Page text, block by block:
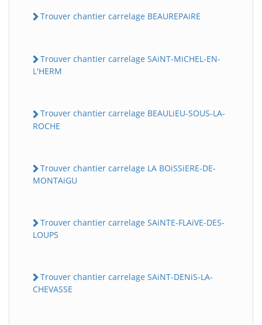
Trouver chantier carrelage BEAUREPAiRE
Trouver chantier carrelage SAiNT-MiCHEL-EN-
L'HERM
Trouver chantier carrelage BEAULiEU-SOUS-LA-
ROCHE
Trouver chantier carrelage LA BOiSSiERE-DE-
MONTAiGU
Trouver chantier carrelage SAiNTE-FLAiVE-DES-
LOUPS
Trouver chantier carrelage SAiNT-DENiS-LA-
CHEVASSE